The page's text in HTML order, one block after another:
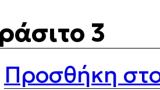
3
Προσθήκη